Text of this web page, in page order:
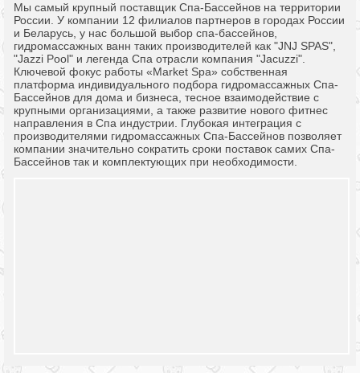
Мы самый крупный поставщик Спа-Бассейнов на территории
России. У компании 12 филиалов партнеров в городах России
и Беларусь, у нас большой выбор спа-бассейнов,
гидромассажных ванн таких производителей как "JNJ SPAS",
"Jazzi Pool" и легенда Спа отрасли компания "Jacuzzi".
Ключевой фокус работы «Market Spa» собственная
платформа индивидуального подбора гидромассажных Спа-
Бассейнов для дома и бизнеса, тесное взаимодействие с
крупными организациями, а также развитие нового фитнес
направления в Спа индустрии. Глубокая интеграция с
производителями гидромассажных Спа-Бассейнов позволяет
компании значительно сократить сроки поставок самих Спа-
Бассейнов так и комплектующих при необходимости.